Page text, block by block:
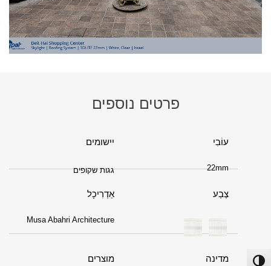
הפעל/כבה ניגודיות גבוהה
יישומים
גגות שקופים
עוֹבִי
22mm
אַדְרִיכָל
Musa Abahri Architecture
צֶבַע
מוצרים מדינה